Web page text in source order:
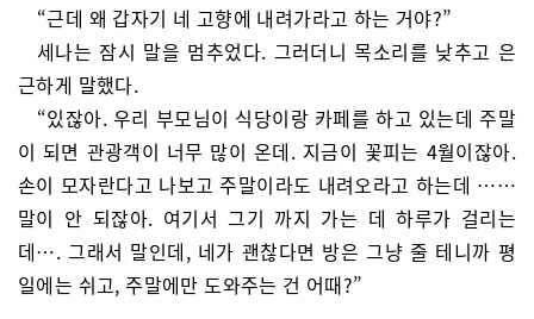
“근데 왜 갑자기 네 고향에 내려가라고 하는 거야?”
세나는 잠시 말을 멈추었다. 그러더니 목소리를 낮추고 은
근하게 말했다.
“있잖아. 우리 부모님이 식당이랑 카페를 하고 있는데 주말
이 되면 관광객이 너무 많이 온데. 지금이 꽃피는 4월이잖아.
손이 모자란다고 나보고 주말이라도 내려오라고 하는데 ……
말이 안 되잖아. 여기서 그기 까지 가는 데 하루가 걸리는
데…. 그래서 말인데, 네가 괜찮다면 방은 그냥 줄 테니까 평
일에는 쉬고, 주말에만 도와주는 건 어때?”